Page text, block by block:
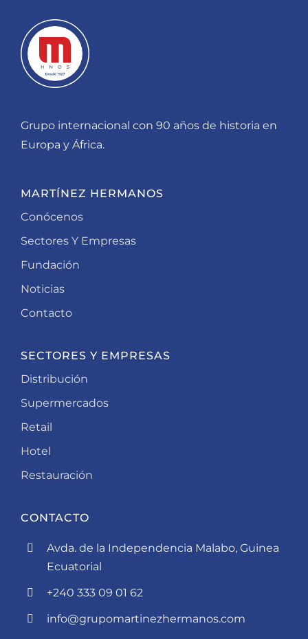
Grupo internacional con 90 años de historia en
Europa y África.
MARTÍNEZ HERMANOS
Conócenos
Sectores Y Empresas
Fundación
Noticias
Contacto
SECTORES Y EMPRESAS
Distribución
Supermercados
Retail
Hotel
Restauración
CONTACTO
Avda. de la Independencia Malabo, Guinea
Ecuatorial
+240 333 09 01 62
info@grupomartinezhermanos.com